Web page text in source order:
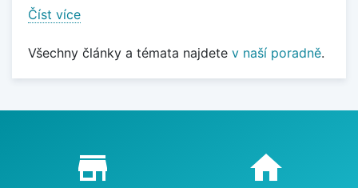
Číst více
Všechny články a témata najdete v naší poradně.
Proč nakupovat u nás?
store_mall_directory home